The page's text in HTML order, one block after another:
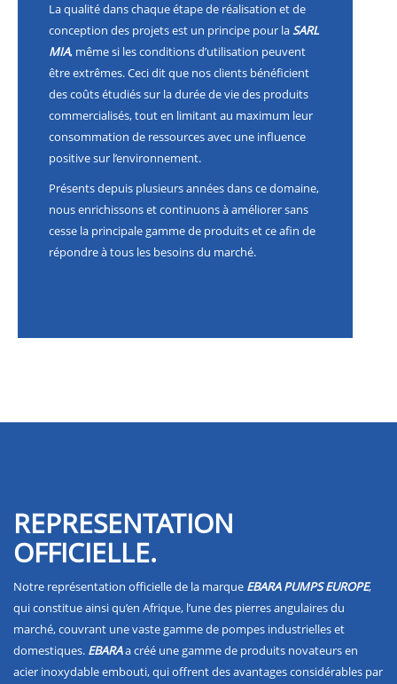
La qualité dans chaque étape de réalisation et de
conception des projets est un principe pour laSARL
MIA, même si les conditions d’utilisation peuvent
être extrêmes. Ceci dit que nos clients bénéficient
des coûts étudiés sur la durée de vie des produits
commercialisés, tout en limitant au maximum leur
consommation de ressources avec une influence
positive sur l’environnement.
Présents depuis plusieurs années dans ce domaine,
nous enrichissons et continuons à améliorer sans
cesse la principale gamme de produits et ce afin de
répondre à tous les besoins du marché.
REPRESENTATION
OFFICIELLE.
Notre représentation officielle de la marque EBARA PUMPS EUROPE,
qui constitue ainsi qu’en Afrique, l’une des pierres angulaires du
marché, couvrant une vaste gamme de pompes industrielles et
domestiques. EBARAa créé une gamme de produits novateurs en
acier inoxydable embouti, qui offrent des avantages considérables par